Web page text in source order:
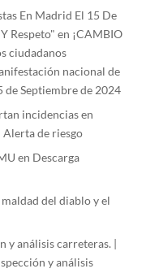
En Madrid El 15 De
Respeto" en ¡CAMBIO
ciudadanos
nacional de
Septiembre de 2024
incidencias en
Alerta de riesgo
en Descarga
maldad del diablo y el
y análisis carreteras. |
y análisis